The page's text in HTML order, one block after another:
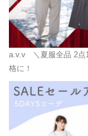
a.v.v ＼夏服全品 2点
格に！